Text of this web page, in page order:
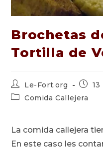
Brochetas
Tortilla de
Autor
de
la
Le-Fort.org
la
Categoría
entrada:
Comida Callejera
La comida callejera
En este caso les